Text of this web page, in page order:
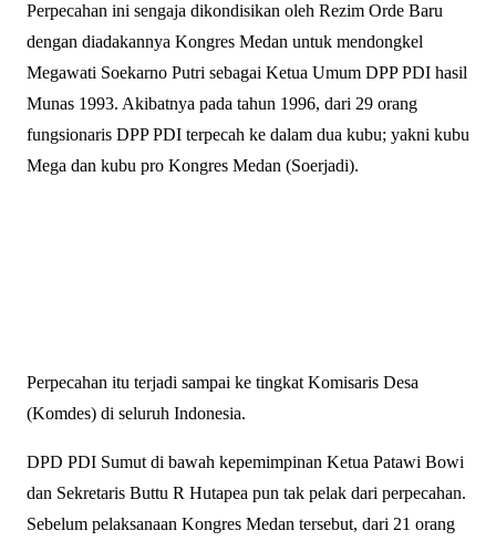
Perpecahan ini sengaja dikondisikan oleh Rezim Orde Baru
dengan diadakannya Kongres Medan untuk mendongkel
Megawati Soekarno Putri sebagai Ketua Umum DPP PDI hasil
Munas 1993. Akibatnya pada tahun 1996, dari 29 orang
fungsionaris DPP PDI terpecah ke dalam dua kubu; yakni kubu
Mega dan kubu pro Kongres Medan (Soerjadi).
Perpecahan itu terjadi sampai ke tingkat Komisaris Desa
(Komdes) di seluruh Indonesia.
DPD PDI Sumut di bawah kepemimpinan Ketua Patawi Bowi
dan Sekretaris Buttu R Hutapea pun tak pelak dari perpecahan.
Sebelum pelaksanaan Kongres Medan tersebut, dari 21 orang